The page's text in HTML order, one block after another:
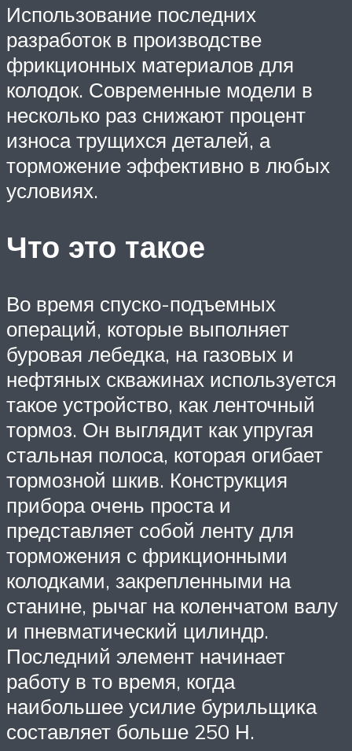
Использование последних
разработок в производстве
фрикционных материалов для
колодок. Современные модели в
несколько раз снижают процент
износа трущихся деталей, а
торможение эффективно в любых
условиях.
Что это такое
Во время спуско-подъемных
операций, которые выполняет
буровая лебедка, на газовых и
нефтяных скважинах используется
такое устройство, как ленточный
тормоз. Он выглядит как упругая
стальная полоса, которая огибает
тормозной шкив. Конструкция
прибора очень проста и
представляет собой ленту для
торможения с фрикционными
колодками, закрепленными на
станине, рычаг на коленчатом валу
и пневматический цилиндр.
Последний элемент начинает
работу в то время, когда
наибольшее усилие бурильщика
составляет больше 250 Н.